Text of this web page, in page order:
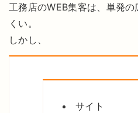
工務店のWEB集客は、単発
くい。
しかし、
サイト